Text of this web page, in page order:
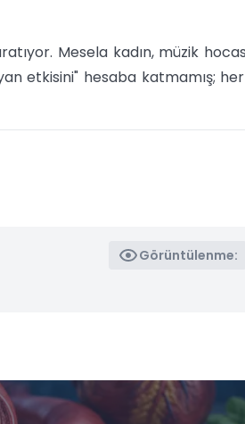
Mesela kadın, müzik
etkisini" hesaba katmamış;
Görüntülenme: